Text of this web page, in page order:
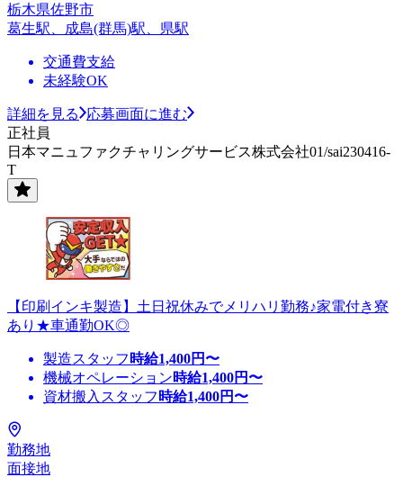
栃木県佐野市
葛生駅、成島(群馬)駅、県駅
交通費支給
未経験OK
詳細を見る
応募画面に進む
正社員
日本マニュファクチャリングサービス株式会社01/sai230416-
T
【印刷インキ製造】土日祝休みでメリハリ勤務♪家電付き寮
あり★車通勤OK◎
製造スタッフ 時給1,400円〜
機械オペレーション時給1,400円〜
資材搬入スタッフ 時給1,400円〜
勤務地
面接地